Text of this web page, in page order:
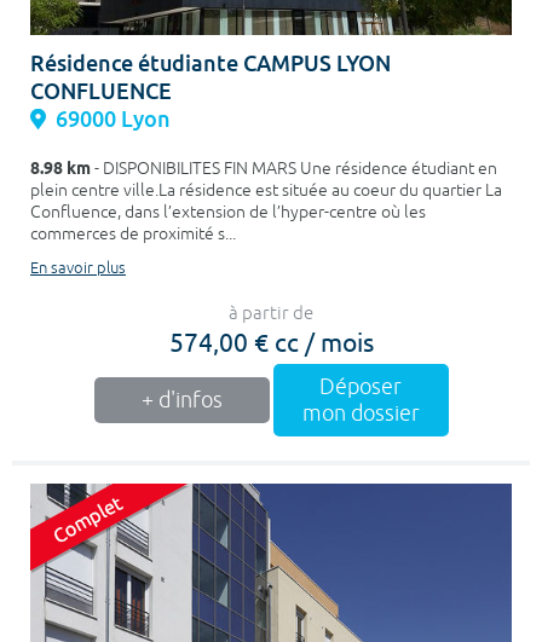
Résidence étudiante CAMPUS LYON
CONFLUENCE
69000 Lyon
8.98 km- DISPONIBILITES FIN MARS Une résidence étudiant en
plein centre ville.La résidence est située au coeur du quartier La
Confluence, dans l’extension de l’hyper-centre où les
commerces de proximité s...
En savoir plus
à partir de
574,00 € cc / mois
+ d'infos
Déposer
mon dossier